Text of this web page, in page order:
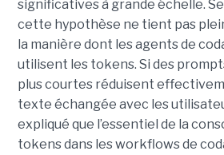
significatives à grande échelle.
cette hypothèse ne tient pas
la manière dont les agents de
utilisent les tokens. Si des
plus courtes réduisent
texte échangée avec les
expliqué que l’essentiel de la
tokens dans les workflows de